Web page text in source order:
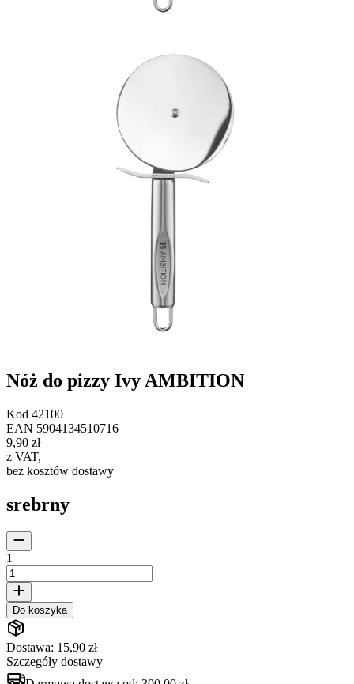
Nóż do pizzy Ivy AMBITION
Kod 42100
EAN 5904134510716
9,90 zł
z VAT,
bez kosztów dostawy
srebrny
1
Do koszyka
Dostawa: 15,90 zł
Szczegóły dostawy